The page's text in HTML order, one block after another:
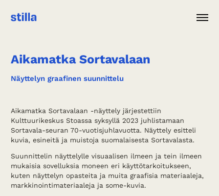
Aikamatka Sortavalaan
Näyttelyn graafinen suunnittelu
Aikamatka Sortavalaan -näyttely järjestettiin
Kulttuurikeskus Stoassa syksyllä 2023 juhlistamaan
Sortavala-seuran 70-vuotisjuhlavuotta. Näyttely esitteli
kuvia, esineitä ja muistoja suomalaisesta Sortavalasta.
Suunnittelin näyttelylle visuaalisen ilmeen ja tein ilmeen
mukaisia sovelluksia moneen eri käyttötarkoitukseen,
kuten näyttelyn opasteita ja muita graafisia materiaaleja,
markkinointimateriaaleja ja some-kuvia.